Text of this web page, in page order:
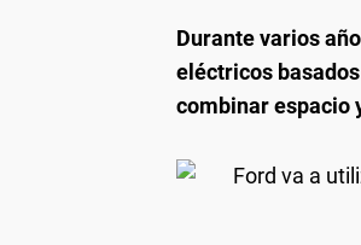
Durante varios
eléctricos
combinar espacio